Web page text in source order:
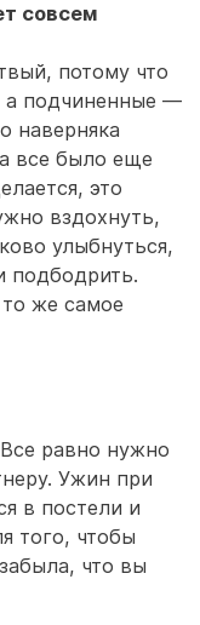
совсем
потому что
а подчиненные —
наверняка
все было еще
это
вздохнуть,
улыбнуться,
подбодрить.
же самое
равно нужно
Ужин при
в постели и
того, чтобы
что вы